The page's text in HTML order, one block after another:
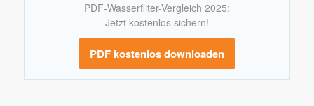
PDF-Wasserfilter-Vergleich 2025:
Jetzt kostenlos sichern!
PDF kostenlos downloaden